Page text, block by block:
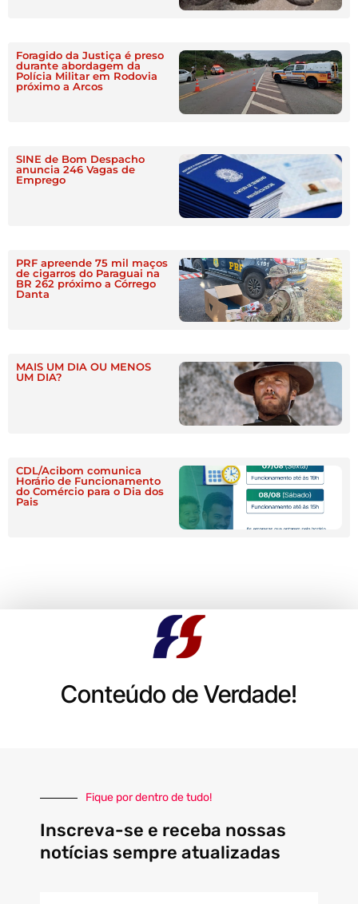
Foragido da Justiça é preso
durante abordagem da
Polícia Militar em Rodovia
próximo a Arcos
SINE de Bom Despacho
anuncia 246 Vagas de
Emprego
PRF apreende 75 mil maços
de cigarros do Paraguai na
BR 262 próximo a Córrego
Danta
MAIS UM DIA OU MENOS
UM DIA?
CDL/Acibom comunica
Horário de Funcionamento
do Comércio para o Dia dos
Pais
Conteúdo de Verdade!
Fique por dentro de tudo!
Inscreva-se e receba nossas
notícias sempre atualizadas